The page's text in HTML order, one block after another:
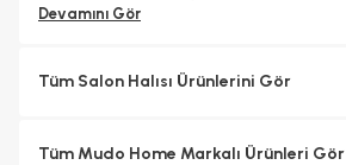
Devamını Gör
Tüm Salon Halısı Ürünlerini Gör
Tüm Mudo Home Markalı Ürünleri Gör